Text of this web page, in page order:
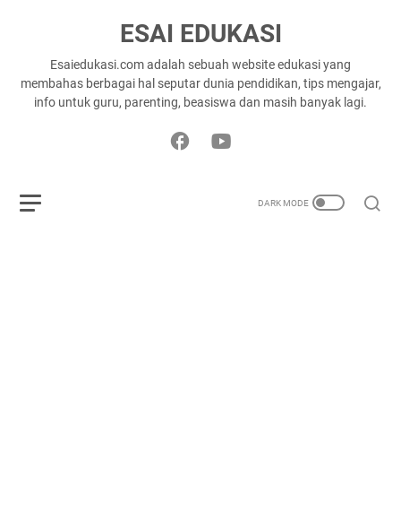
ESAI EDUKASI
Esaiedukasi.com adalah sebuah website edukasi yang
membahas berbagai hal seputar dunia pendidikan, tips mengajar,
info untuk guru, parenting, beasiswa dan masih banyak lagi.